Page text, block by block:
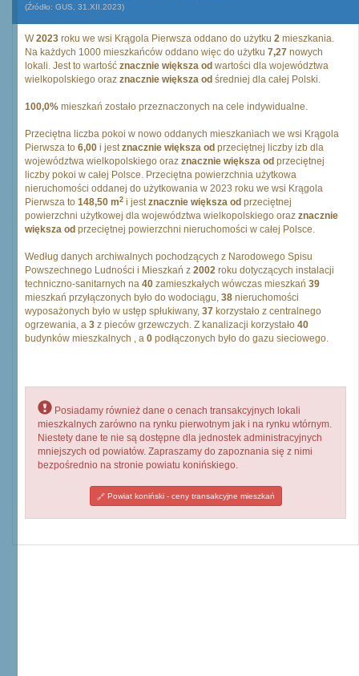
(Źródło: GUS, 31.XII.2023)
W2023 roku we wsi Krągola Pierwsza oddano do użytku 2 mieszkania.
Na każdych 1000 mieszkańców oddano więc do użytku 7,27 nowych
lokali. Jest to wartość znacznie większa od wartości dla województwa
wielkopolskiego oraz znacznie większa od średniej dla całej Polski.
100,0% mieszkań zostało przeznaczonych na cele indywidualne.
Przeciętna liczba pokoi w nowo oddanych mieszkaniach we wsi Krągola
Pierwsza to 6,00 i jestznacznie większa od przeciętnej liczby izb dla
województwa wielkopolskiego oraz znacznie większa od przeciętnej
liczby pokoi w całej Polsce. Przeciętna powierzchnia użytkowa
nieruchomości oddanej do użytkowania w 2023 roku we wsi Krągola
Pierwsza to 148,50 m2 i jestznacznie większa od przeciętnej
powierzchni użytkowej dla województwa wielkopolskiego oraz znacznie
większa od przeciętnej powierzchni nieruchomości w całej Polsce.
Według danych archiwalnych pochodzących z Narodowego Spisu
Powszechnego Ludności i Mieszkań z 2002 roku dotyczących instalacji
techniczno-sanitarnych na 40 zamieszkałych wówczas mieszkań 39
mieszkań przyłączonych było do wodociągu, 38 nieruchomości
wyposażonych było w ustęp spłukiwany, 37 korzystało z centralnego
ogrzewania, a 3 z pieców grzewczych. Z kanalizacji korzystało 40
budynków mieszkalnych , a 0 podłączonych było do gazu sieciowego.
Posiadamy również dane o cenach transakcyjnych lokali
mieszkalnych zarówno na rynku pierwotnym jak i na rynku wtórnym.
Niestety dane te nie są dostępne dla jednostek administracyjnych
mniejszych od powiatów. Zapraszamy do zapoznania się z nimi
bezpośrednio na stronie powiatu konińskiego.
Powiat koniński - ceny transakcyjne mieszkań